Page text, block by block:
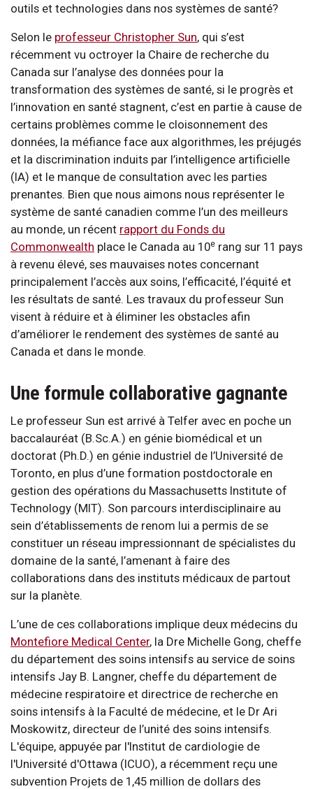
outils et technologies dans nos systèmes de santé?
Selon le professeur Christopher Sun, qui s’est
récemment vu octroyer la Chaire de recherche du
Canada sur l’analyse des données pour la
transformation des systèmes de santé, si le progrès et
l’innovation en santé stagnent, c’est en partie à cause de
certains problèmes comme le cloisonnement des
données, la méfiance face aux algorithmes, les préjugés
et la discrimination induits par l’intelligence artificielle
(IA) et le manque de consultation avec les parties
prenantes. Bien que nous aimons nous représenter le
système de santé canadien comme l’un des meilleurs
au monde, un récent rapport du Fonds du
Commonwealth place le Canada au 10e rang sur 11 pays
à revenu élevé, ses mauvaises notes concernant
principalement l’accès aux soins, l’efficacité, l’équité et
les résultats de santé. Les travaux du professeur Sun
visent à réduire et à éliminer les obstacles afin
d’améliorer le rendement des systèmes de santé au
Canada et dans le monde.
Une formule collaborative gagnante
Le professeur Sun est arrivé à Telfer avec en poche un
baccalauréat (B.Sc.A.) en génie biomédical et un
doctorat (Ph.D.) en génie industriel de l’Université de
Toronto, en plus d’une formation postdoctorale en
gestion des opérations du Massachusetts Institute of
Technology (MIT). Son parcours interdisciplinaire au
sein d’établissements de renom lui a permis de se
constituer un réseau impressionnant de spécialistes du
domaine de la santé, l’amenant à faire des
collaborations dans des instituts médicaux de partout
sur la planète.
L’une de ces collaborations implique deux médecins du
Montefiore Medical Center, la Dre Michelle Gong, cheffe
du département des soins intensifs au service de soins
intensifs Jay B. Langner, cheffe du département de
médecine respiratoire et directrice de recherche en
soins intensifs à la Faculté de médecine, et le Dr Ari
Moskowitz, directeur de l’unité des soins intensifs.
L'équipe, appuyée par l'Institut de cardiologie de
l'Université d'Ottawa (ICUO), a récemment reçu une
subvention Projets de 1,45 million de dollars des